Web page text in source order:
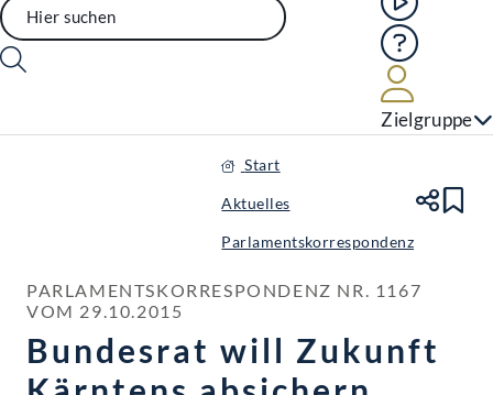
Hilfe
Zielgruppe
Start
Aktuelles
Parlamentskorrespondenz
PARLAMENTSKORRESPONDENZ NR. 1167
VOM 29.10.2015
Bundesrat will Zukunft